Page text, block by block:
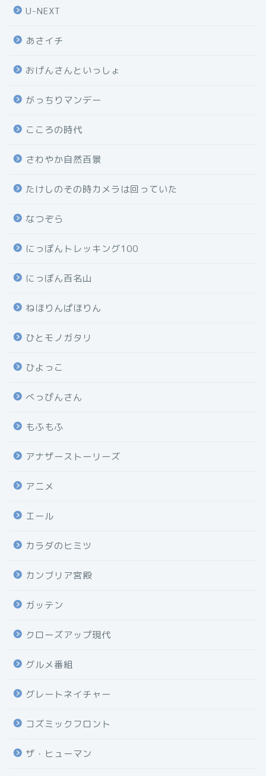
U-NEXT
あさイチ
おげんさんといっしょ
がっちりマンデー
こころの時代
さわやか自然百景
たけしのその時カメラは回っていた
なつぞら
にっぽんトレッキング100
にっぽん百名山
ねほりんぱほりん
ひとモノガタリ
ひよっこ
べっぴんさん
もふもふ
アナザーストーリーズ
アニメ
エール
カラダのヒミツ
カンブリア宮殿
ガッテン
クローズアップ現代
グルメ番組
グレートネイチャー
コズミックフロント
ザ・ヒューマン